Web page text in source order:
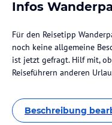
Infos
Für den Reisetipp
noch keine allgemeine
ist jetzt gefragt. Hilf mit,
Reiseführern anderen
Beschreibung